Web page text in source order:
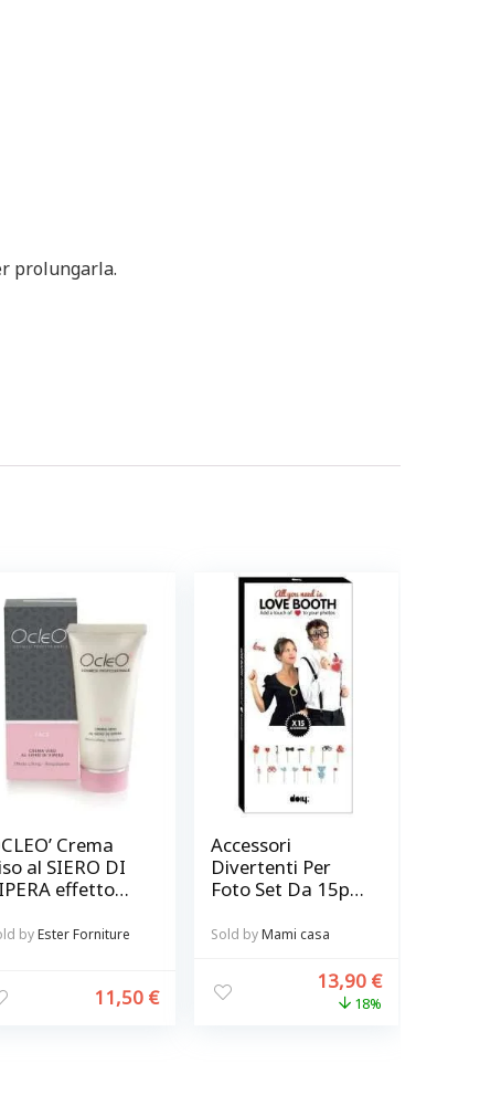
prolungarla.
Crema
al SIERO DI
effetto
byEster Forniture
11,50 €
Accessori
Divertenti Per
Foto Set Da 15pz
Sold by Mami casa
13,90 €
18%